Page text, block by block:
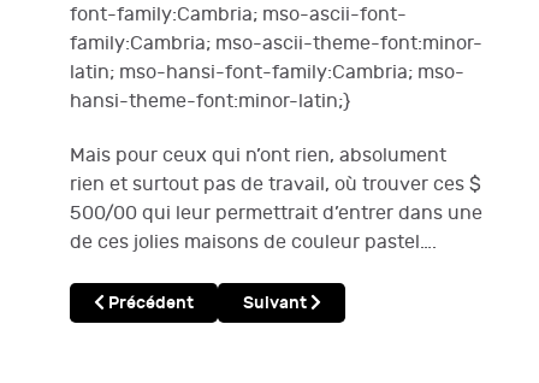
font-family:Cambria; mso-ascii-font-
family:Cambria; mso-ascii-theme-font:minor-
latin; mso-hansi-font-family:Cambria; mso-
hansi-theme-font:minor-latin;}
Mais pour ceux qui n’ont rien, absolument
rien et surtout pas de travail, où trouver ces $
500/00 qui leur permettrait d’entrer dans une
de ces jolies maisons de couleur pastel….
Article précédent : Revue de la Semaine 23 Janvier
Précédent Article suivant : Revue du 22 au
Suivant